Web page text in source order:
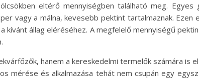
eltérő mennyiségben található meg.
vagy a málna, kevesebb pektint tartalmaznak.
kívánt állag eléréséhez. A megfelelő mennyiségű
hanem a kereskedelmi termelők számára is
mérése és alkalmazása tehát nem csupán egy